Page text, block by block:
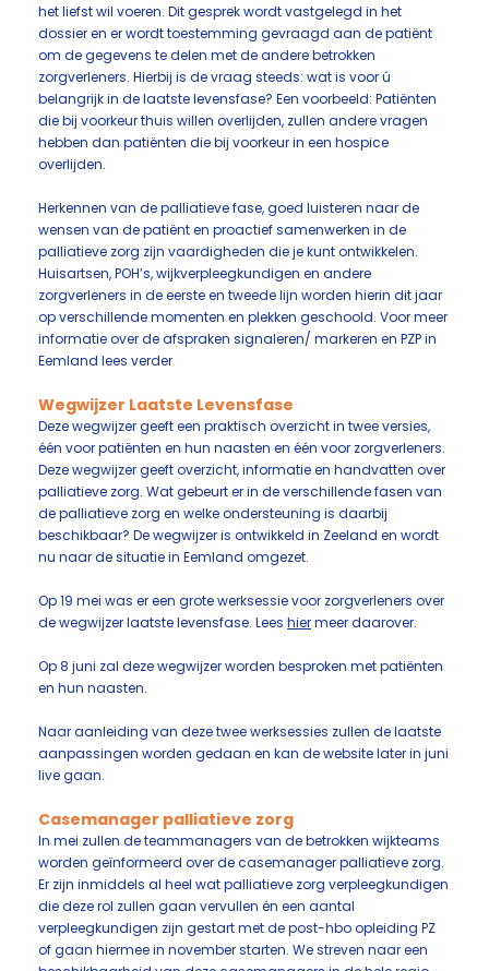
het liefst wil voeren. Dit gesprek wordt vastgelegd in het
dossier en er wordt toestemming gevraagd aan de patiënt
om de gegevens te delen met de andere betrokken
zorgverleners. Hierbij is de vraag steeds: wat is voor ú
belangrijk in de laatste levensfase? Een voorbeeld: Patiënten
die bij voorkeur thuis willen overlijden, zullen andere vragen
hebben dan patiënten die bij voorkeur in een hospice
overlijden.
Herkennen van de palliatieve fase, goed luisteren naar de
wensen van de patiënt en proactief samenwerken in de
palliatieve zorg zijn vaardigheden die je kunt ontwikkelen.
Huisartsen, POH’s, wijkverpleegkundigen en andere
zorgverleners in de eerste en tweede lijn worden hierin dit jaar
op verschillende momenten en plekken geschoold. Voor meer
informatie over de afspraken signaleren/ markeren en PZP in
Eemland lees verder
Wegwijzer Laatste Levensfase
Deze wegwijzer geeft een praktisch overzicht in twee versies,
één voor patiënten en hun naasten en één voor zorgverleners.
Deze wegwijzer geeft overzicht, informatie en handvatten over
palliatieve zorg. Wat gebeurt er in de verschillende fasen van
de palliatieve zorg en welke ondersteuning is daarbij
beschikbaar? De wegwijzer is ontwikkeld in Zeeland en wordt
nu naar de situatie in Eemland omgezet.
Op 19 mei was er een grote werksessie voor zorgverleners over
de wegwijzer laatste levensfase. Lees hiermeer daarover.
Op 8 juni zal deze wegwijzer worden besproken met patiënten
en hun naasten.
Naar aanleiding van deze twee werksessies zullen de laatste
aanpassingen worden gedaan en kan de website later in juni
live gaan.
Casemanager palliatieve zorg
In mei zullen de teammanagers van de betrokken wijkteams
worden geïnformeerd over de casemanager palliatieve zorg.
Er zijn inmiddels al heel wat palliatieve zorg verpleegkundigen
die deze rol zullen gaan vervullen én een aantal
verpleegkundigen zijn gestart met de post-hbo opleiding PZ
of gaan hiermee in november starten. We streven naar een